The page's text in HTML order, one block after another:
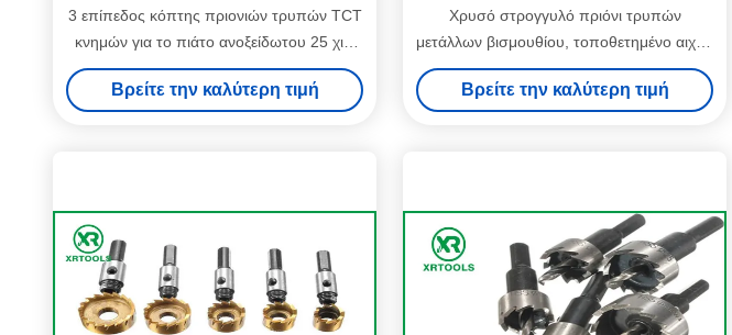
3 επίπεδος κόπτης πριονιών τρυπών TCT
κνημών για το πιάτο ανοξείδωτου 25 χιλ.
τέμνοντος βάθους
Βρείτε την καλύτερη τιμή
Χρυσό στρογγυλό πριόνι τρυπών
μετάλλων βισμουθίου, τοποθετημένο αιχμή
πριόνι τρυπών HSS M42 καρβίδιο με
χτισμένος
Βρείτε την καλύτερη τιμή